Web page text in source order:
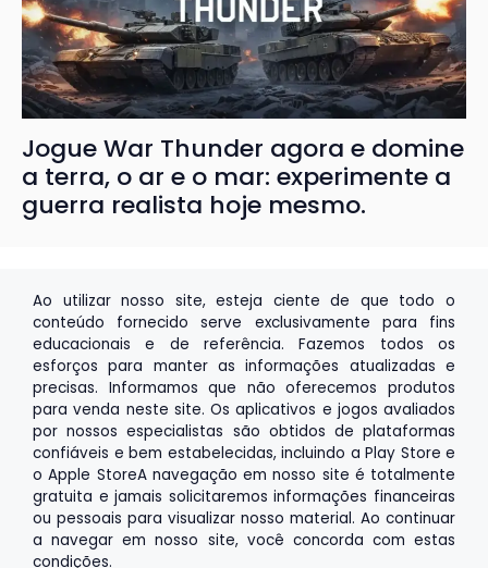
Jogue War Thunder agora e domine
a terra, o ar e o mar: experimente a
guerra realista hoje mesmo.
Ao utilizar nosso site, esteja ciente de que todo o
conteúdo fornecido serve exclusivamente para fins
educacionais e de referência. Fazemos todos os
esforços para manter as informações atualizadas e
precisas. Informamos que não oferecemos produtos
para venda neste site. Os aplicativos e jogos avaliados
por nossos especialistas são obtidos de plataformas
confiáveis e bem estabelecidas, incluindo a Play Store e
oApple StoreA navegação em nosso site é totalmente
gratuita e jamais solicitaremos informações financeiras
ou pessoais para visualizar nosso material. Ao continuar
a navegar em nosso site, você concorda com estas
condições.